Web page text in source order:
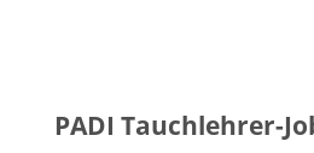
PADI Tauchlehrer-